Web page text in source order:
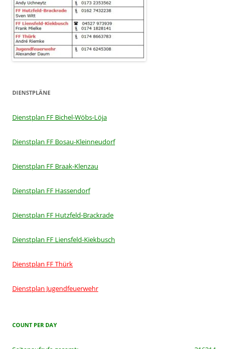
DIENSTPLÄNE
Dienstplan FF Bichel-Wöbs-Löja
Dienstplan FF Bosau-Kleinneudorf
Dienstplan FF Braak-Klenzau
Dienstplan FF Hassendorf
Dienstplan FF Hutzfeld-Brackrade
Dienstplan FF Liensfeld-Kiekbusch
Dienstplan FF Thürk
Dienstplan Jugendfeuerwehr
COUNT PER DAY